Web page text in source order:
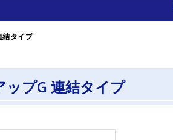
結タイプ
ップG 連結タイプ